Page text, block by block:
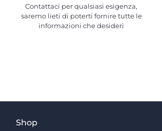
Contattaci per qualsiasi esigenza,
saremo lieti di poterti fornire tutte le
informazioni che desideri
Shop